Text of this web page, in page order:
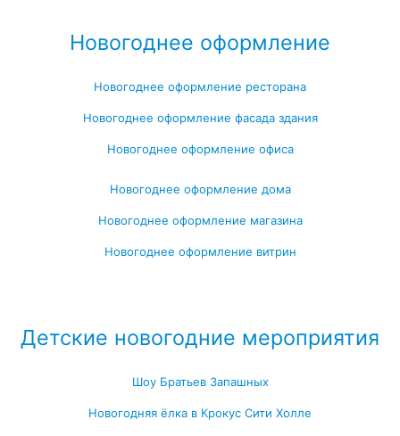
Новогоднее оформление
Новогоднее оформление ресторана
Новогоднее оформление фасада здания
Новогоднее оформление офиса
Новогоднее оформление дома
Новогоднее оформление магазина
Новогоднее оформление витрин
Детские новогодние мероприятия
Шоу Братьев Запашных
Новогодняя ёлка в Крокус Сити Холле